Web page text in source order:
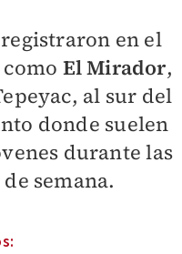
en el
El Mirador,
al sur del
donde suelen
durante las
semana.